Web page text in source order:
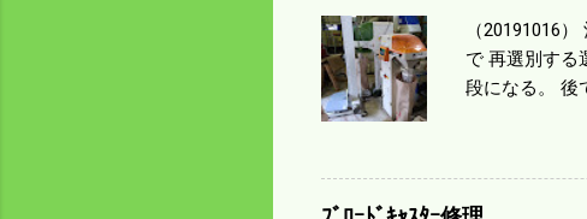
（20191016
で 再選別する
段になる。 後
る。 籾摺り
う。 実感とし
っていた。 今